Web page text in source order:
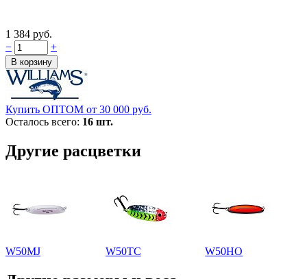
1 384 руб.
−
+
Купить ОПТОМ от 30 000 руб.
Осталось всего: 16 шт.
Другие расцветки
W50MJ W50TC W50HO